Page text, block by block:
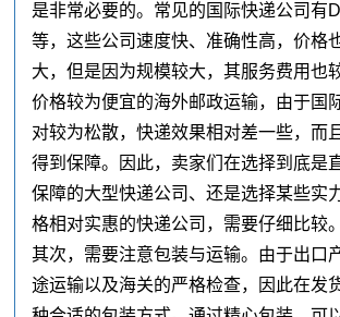
是非常必要的。常见的国际快递公司有
等，这些公司速度快、准确性高，价格
大，但是因为规模较大，其服务费用也
价格较为便宜的海外邮政运输，由于国
对较为松散，快递效果相对差一些，而
得到保障。因此，卖家们在选择到底是
保障的大型快递公司、还是选择某些实
格相对实惠的快递公司，需要仔细比较。
其次，需要注意包装与运输。由于出口
途运输以及海关的严格检查，因此在发